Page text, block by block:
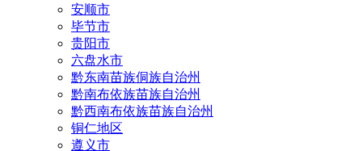
安顺市
毕节市
贵阳市
六盘水市
黔东南苗族侗族自治州
黔南布依族苗族自治州
黔西南布依族苗族自治州
铜仁地区
遵义市